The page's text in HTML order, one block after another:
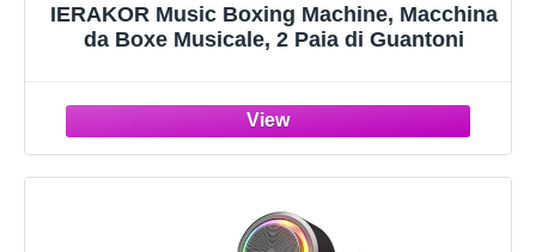
IERAKOR Music Boxing Machine, Macchina
da Boxe Musicale, 2 Paia di Guantoni